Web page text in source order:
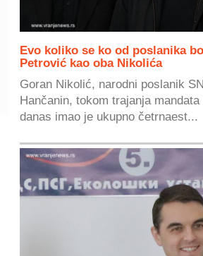
Evo koliko se ko od poslanika
Petrović kao oba Nikolića
Goran Nikolić, narodni poslanik
Hančanin, tokom trajanja
danas imao je ukupno četrnaest...